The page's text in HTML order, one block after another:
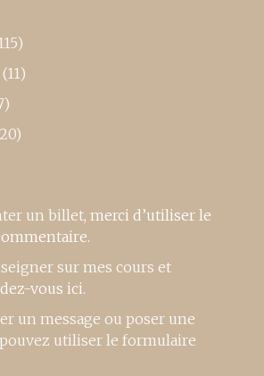
(11)
un billet, merci d’utiliser le
.
sur mes cours et
vous ici.
un message ou poser une
utiliser le formulaire